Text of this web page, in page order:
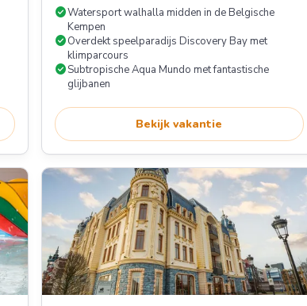
check_circleWatersport walhalla midden in de Belgische
Kempen
check_circleOverdekt speelparadijs Discovery Bay met
klimparcours
check_circleSubtropische Aqua Mundo met fantastische
glijbanen
Bekijk vakantie